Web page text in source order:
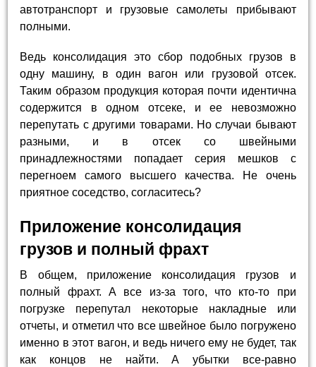
автотранспорт и грузовые самолеты прибывают
полными.
Ведь консолидация это сбор подобных грузов в
одну машину, в один вагон или грузовой отсек.
Таким образом продукция которая почти идентична
содержится в одном отсеке, и ее невозможно
перепутать с другими товарами. Но случаи бывают
разными, и в отсек со швейными
принадлежностями попадает серия мешков с
перегноем самого высшего качества. Не очень
приятное соседство, согласитесь?
Приложение консолидация
грузов и полный фрахт
В общем, приложение консолидация грузов и
полный фрахт. А все из-за того, что кто-то при
погрузке перепутал некоторые накладные или
отчеты, и отметил что все швейное было погружено
именно в этот вагон, и ведь ничего ему не будет, так
как концов не найти. А убытки все-равно